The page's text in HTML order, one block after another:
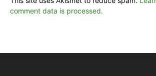
comment data is processed.